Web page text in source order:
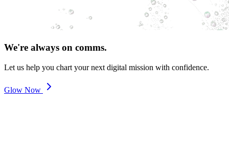
We're always on comms.
Let us help you chart your next digital mission with confidence.
Glow Now